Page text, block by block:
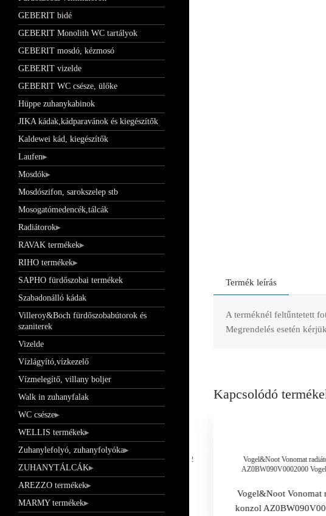
Termék leírás
A terméknél feltűntetett
Megrendelés esetén
Kapcsolódó
Vogel&Noot radiátor dugószett, kézi légtelenítővel 1/2
Vogel&Noot radiátor dugószett, kézi
Vogel&Noot Vonomat
AZ0BW090V0002000
Vogel&Noot Vonomat
konzol
GEBERIT bidé
GEBERIT Monolith WC tartályok
GEBERIT mosdó, kézmosó
GEBERIT vizelde
GEBERIT WC csésze, ülőke
Hüppe zuhanykabinok
JIKA kádak,kádparavánok és kiegészítők
Kaldewei kád, kiegészítők
Laufen
Mosdók
Mosdószifon, sarokszelep stb
Mosogatómedencék,tálcák
Radiátorok
RAVAK termékek
RIHO termékek
SAPHO fürdőszobai termékek
Szabadonálló kádak
Villeroy&Boch fürdőszobabútorok és
szaniterek
Vizelde
Vízlágyító,vízkezelő
Vízmelegítő, villany boljer
Walk in zuhanyfalak
WC csésze
WELLIS termékek
Zuhanylefolyó, zuhanyfolyóka
ZUHANYTÁLCÁK
AREZZO termékek
MARMY termékek